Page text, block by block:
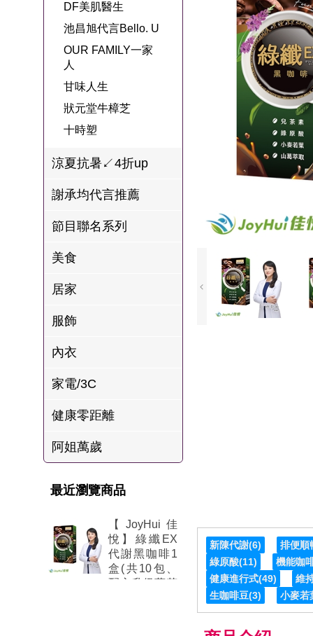
名
型男大主廚聯
名
節目聯名商品
推薦
焙
林聰明沙鍋魚
頭
冷藏 | 冷凍食品
李大娘手工水
三立X信海 星
鮮蝦蝦滑
愛雅辣呦
肉爐
海瑞摃丸
八兩排烤肉組
寢具│床墊
宗教開運
ELVIS愛菲斯
寢具
Astonish英國潔
金健康石墨烯
台塑生醫
配件
PP波瑟楓妮品
牌館
L’eBeauty包包
OUR FAMILY
甘味人生
十時塑
男內褲
NEONER
涼夏家電
3C
1MORE耳機
DF美肌醫生
池昌旭代言Bello. U
OUR FAMILY一家
人
甘味人生
狀元堂牛樟芝
十時塑
涼夏抗暑↙4折up
謝承均代言推薦
節目聯名系列
美食
居家
服飾
內衣
家電/3C
健康零距離
阿姐萬歲
最近瀏覽商品
【JoyHui佳
悅】綠纖EX
代謝黑咖啡1
盒(共10包、
配方升級葛花
新陳代謝(6)
排便順
綠原酸(11)
機能咖
健康進行式(49)
維
生咖啡豆(3) 小麥若